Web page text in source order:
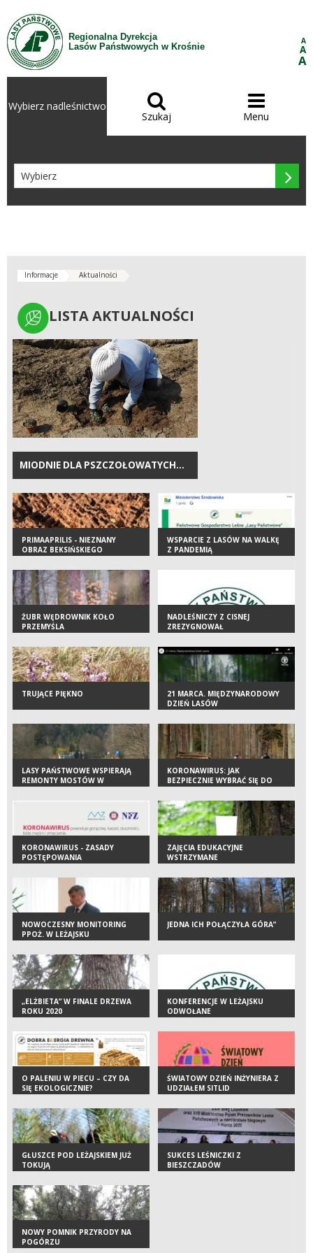
Przejdź do treści
Regionalna Dyrekcja
Lasów Państwowych w Krośnie
A
A
A
Wybierz nadleśnictwo 
Szukaj

Menu

Informacje Aktualności
LISTA AKTUALNOŚCI
LISTA AKTUALNOŚCI
MIODNIE DLA PSZCZOŁOWATYCH…
PRIMAAPRILIS - NIEZNANY
OBRAZ BEKSIŃSKIEGO
ZNALEZIONY W LESIE
WSPARCIE Z LASÓW NA WALKĘ
Z PANDEMIĄ
ŻUBR WĘDROWNIK KOŁO
PRZEMYŚLA
NADLEŚNICZY Z CISNEJ
ZREZYGNOWAŁ
TRUJĄCE PIĘKNO
21 MARCA. MIĘDZYNARODOWY
DZIEŃ LASÓW
LASY PAŃSTWOWE WSPIERAJĄ
REMONTY MOSTÓW W
BIESZCZADACH
KORONAWIRUS: JAK
BEZPIECZNIE WYBRAĆ SIĘ DO
LASU W CZASIE EPIDEMII?
KORONAWIRUS - ZASADY
POSTĘPOWANIA
ZAJĘCIA EDUKACYJNE
WSTRZYMANE
NOWOCZESNY MONITORING
PPOŻ. W LEŻAJSKU
JEDNA ICH POŁĄCZYŁA GÓRA”
„ELŻBIETA” W FINALE DRZEWA
ROKU 2020
KONFERENCJE W LEŻAJSKU
ODWOŁANE
O PALENIU W PIECU – CZY DA
SIĘ EKOLOGICZNIE?
ŚWIATOWY DZIEŃ INŻYNIERA Z
UDZIAŁEM SITLID
GŁUSZCE POD LEŻAJSKIEM JUŻ
TOKUJĄ
SUKCES LEŚNICZKI Z
BIESZCZADÓW
NOWY POMNIK PRZYRODY NA
POGÓRZU